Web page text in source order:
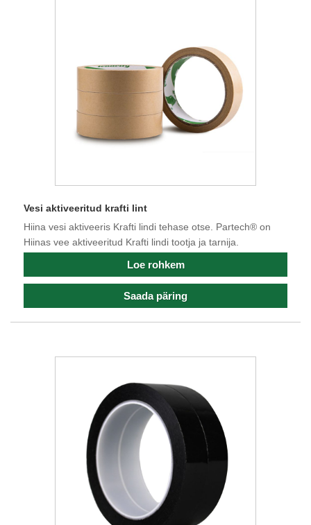
Vesi aktiveeritud krafti lint
Hiina vesi aktiveeris Krafti lindi tehase otse. Partech® on
Hiinas vee aktiveeritud Krafti lindi tootja ja tarnija.
Loe rohkem
Saada päring